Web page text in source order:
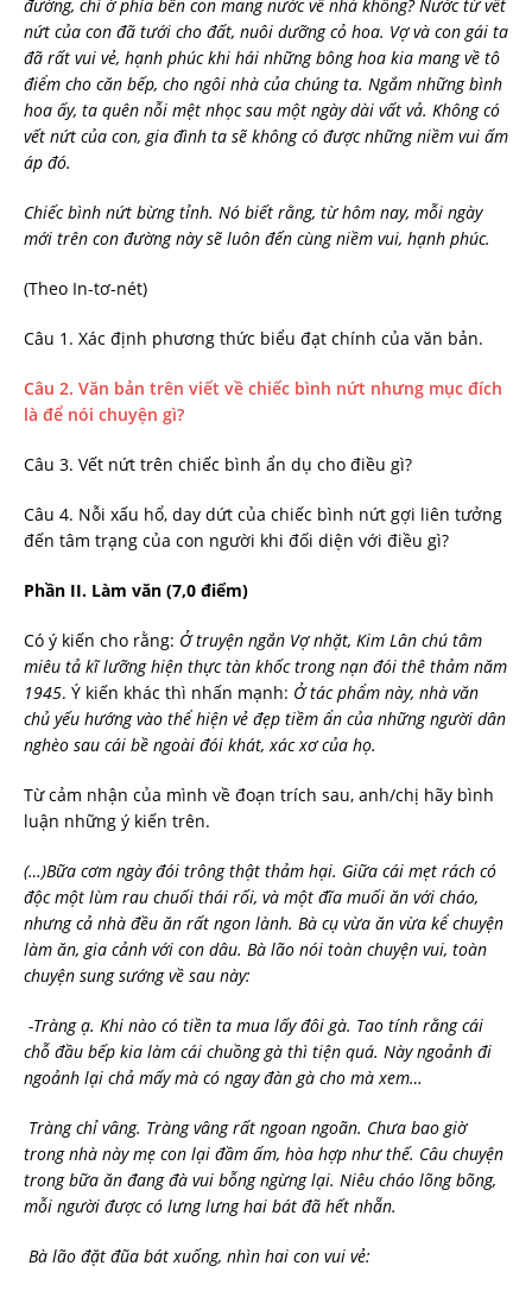
đường, chỉ ở phía bên con mang nước về nhà không? Nước từ vết
nứt của con đã tưới cho đất, nuôi dưỡng cỏ hoa. Vợ và con gái ta
đã rất vui vẻ, hạnh phúc khi hái những bông hoa kia mang về tô
điểm cho căn bếp, cho ngôi nhà của chúng ta. Ngắm những bình
hoa ấy, ta quên nỗi mệt nhọc sau một ngày dài vất vả. Không có
vết nứt của con, gia đình ta sẽ không có được những niềm vui ấm
áp đó.
Chiếc bình nứt bừng tỉnh. Nó biết rằng, từ hôm nay, mỗi ngày
mới trên con đường này sẽ luôn đến cùng niềm vui, hạnh phúc.
(Theo In-tơ-nét)
Câu 1. Xác định phương thức biểu đạt chính của văn bản.
Câu 2. Văn bản trên viết về chiếc bình nứt nhưng mục đích
là để nói chuyện gì?
Câu 3. Vết nứt trên chiếc bình ẩn dụ cho điều gì?
Câu 4. Nỗi xấu hổ, day dứt của chiếc bình nứt gợi liên tưởng
đến tâm trạng của con người khi đối diện với điều gì?
Phần II. Làm văn (7,0 điểm)
Có ý kiến cho rằng: Ở truyện ngắn Vợ nhặt, Kim Lân chú tâm
miêu tả kĩ lưỡng hiện thực tàn khốc trong nạn đói thê thảm năm
1945. Ý kiến khác thì nhấn mạnh: Ở tác phẩm này, nhà văn
chủ yếu hướng vào thể hiện vẻ đẹp tiềm ẩn của những người dân
nghèo sau cái bề ngoài đói khát, xác xơ của họ.
Từ cảm nhận của mình về đoạn trích sau, anh/chị hãy bình
luận những ý kiến trên.
(…)Bữa cơm ngày đói trông thật thảm hại. Giữa cái mẹt rách có
độc một lùm rau chuối thái rối, và một đĩa muối ăn với cháo,
nhưng cả nhà đều ăn rất ngon lành. Bà cụ vừa ăn vừa kể chuyện
làm ăn, gia cảnh với con dâu. Bà lão nói toàn chuyện vui, toàn
chuyện sung sướng về sau này:
-Tràng ạ. Khi nào có tiền ta mua lấy đôi gà. Tao tính rằng cái
chỗ đầu bếp kia làm cái chuồng gà thì tiện quá. Này ngoảnh đi
ngoảnh lại chả mấy mà có ngay đàn gà cho mà xem…
Tràng chỉ vâng. Tràng vâng rất ngoan ngoãn. Chưa bao giờ
trong nhà này mẹ con lại đầm ấm, hòa hợp như thế. Câu chuyện
trong bữa ăn đang đà vui bỗng ngừng lại. Niêu cháo lõng bõng,
mỗi người được có lưng lưng hai bát đã hết nhẵn.
Bà lão đặt đũa bát xuống, nhìn hai con vui vẻ: